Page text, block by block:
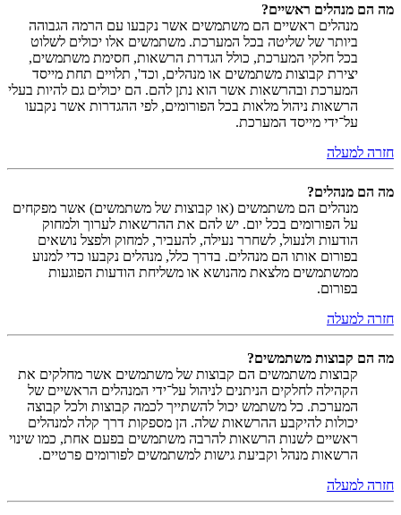
מה הם מנהלים ראשיים?
מנהלים ראשיים הם משתמשים אשר נקבעו עם הרמה הגבוהה
ביותר של שליטה בכל המערכת. משתמשים אלו יכולים לשלוט
בכל חלקי המערכת, כולל הגדרת הרשאות, חסימת משתמשים,
יצירת קבוצות משתמשים או מנהלים, וכד', תלויים תחת מייסד
המערכת ובהרשאות אשר הוא נתן להם. הם יכולים גם להיות בעלי
הרשאות ניהול מלאות בכל הפורומים, לפי ההגדרות אשר נקבעו
על־ידי מייסד המערכת.
חזרה למעלה
מה הם מנהלים?
מנהלים הם משתמשים (או קבוצות של משתמשים) אשר מפקחים
על הפורומים בכל יום. יש להם את ההרשאות לערוך ולמחוק
הודעות ולנעול, לשחרר נעילה, להעביר, למחוק ולפצל נושאים
בפורום אותו הם מנהלים. בדרך כלל, מנהלים נקבעו כדי למנוע
ממשתמשים מלצאת מהנושא או משליחת הודעות הפוגעות
בפורום.
חזרה למעלה
מה הם קבוצות משתמשים?
קבוצות משתמשים הם קבוצות של משתמשים אשר מחלקים את
הקהילה לחלקים הניתנים לניהול על־ידי המנהלים הראשיים של
המערכת. כל משתמש יכול להשתייך לכמה קבוצות ולכל קבוצה
יכולות להיקבע ההרשאות שלה. הן מספקות דרך קלה למנהלים
ראשיים לשנות הרשאות להרבה משתמשים בפעם אחת, כמו שינוי
הרשאות מנהל וקביעת גישות למשתמשים לפורומים פרטיים.
חזרה למעלה